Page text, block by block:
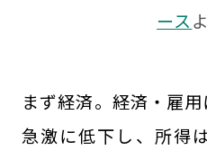
ース
まず経済。経済・雇
急激に低下し、所得